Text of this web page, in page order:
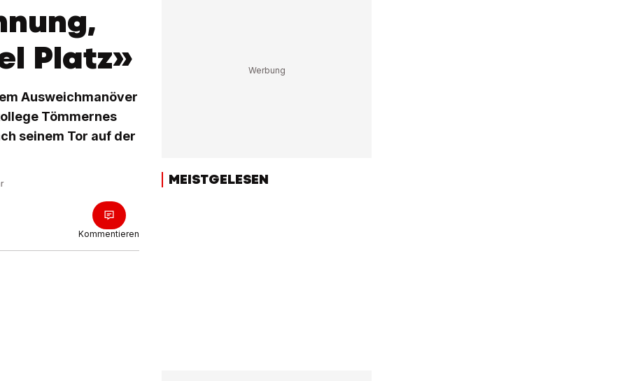
Platz»
Ausweichmanöver
Tömmernes
seinem Tor auf der
Kommentieren
MEISTGELESEN